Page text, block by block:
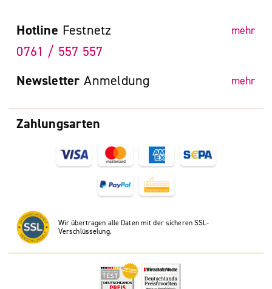
Zahlungsarten
Wir übertragen alle Daten mit der sicheren SSL-
Verschlüsselung.
Hotline Festnetz mehr
0761 / 557 557
Newsletter Anmeldung mehr